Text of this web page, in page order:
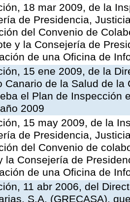
18 mar 2009, de la
de Presidencia,
del Convenio de
y la Consejería de
de una Oficina de
15 ene 2009, de la
Canario de la Salud de
el Plan de Inspección
2009
15 may 2009, de la
de Presidencia,
del Convenio de
la Consejería de
de una Oficina de
11 abr 2006, del
S.A. (GRECASA),